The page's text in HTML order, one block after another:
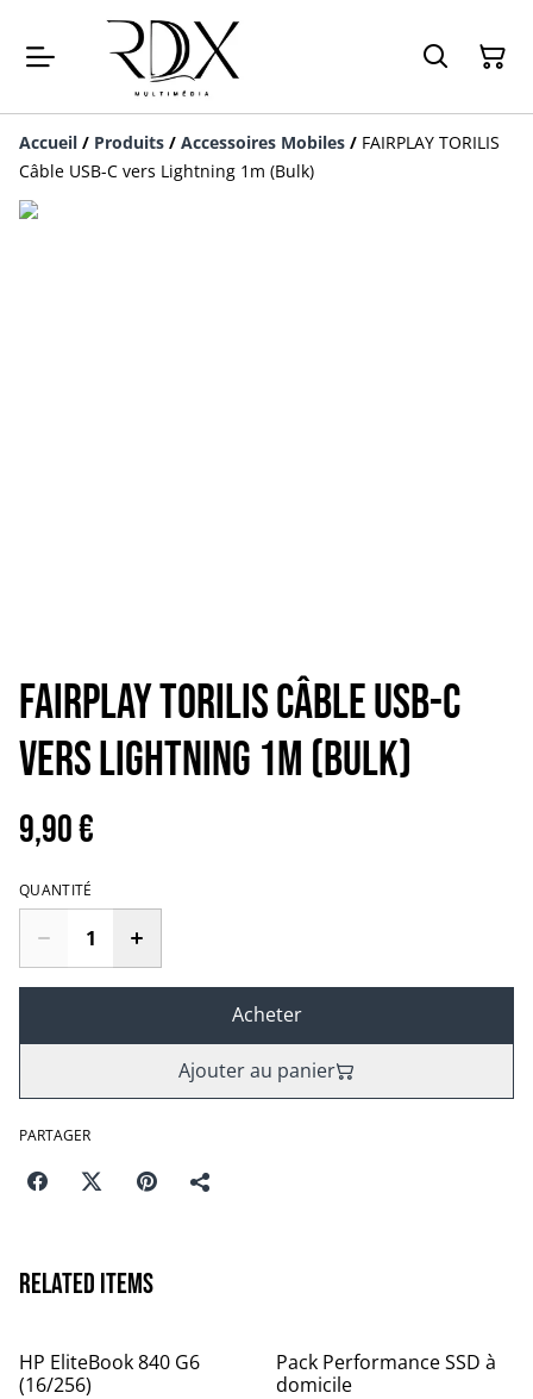
Accueil / Produits / Accessoires Mobiles / FAIRPLAY TORILIS
Câble USB-C vers Lightning 1m (Bulk)
FAIRPLAY TORILIS Câble USB-C
vers Lightning 1m (Bulk)
9,90 €
QUANTITÉ
Acheter
Ajouter au panier
PARTAGER
Related items
%
HP EliteBook 840 G6
(16/256)
Pack Performance SSD à
domicile